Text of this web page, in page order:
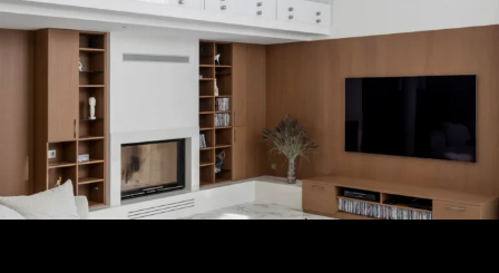
ПАРТНЕРИ
НОМІНАНТИ 2025
ПЕРЕМОЖЦІ 2025
КОНТАКТИ
а.harusova@gmail.com
© 2025 Wmaax Studio